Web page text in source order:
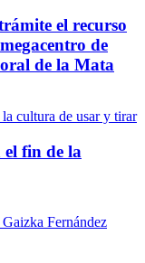
el recurso
de
de la Mata
fin de la